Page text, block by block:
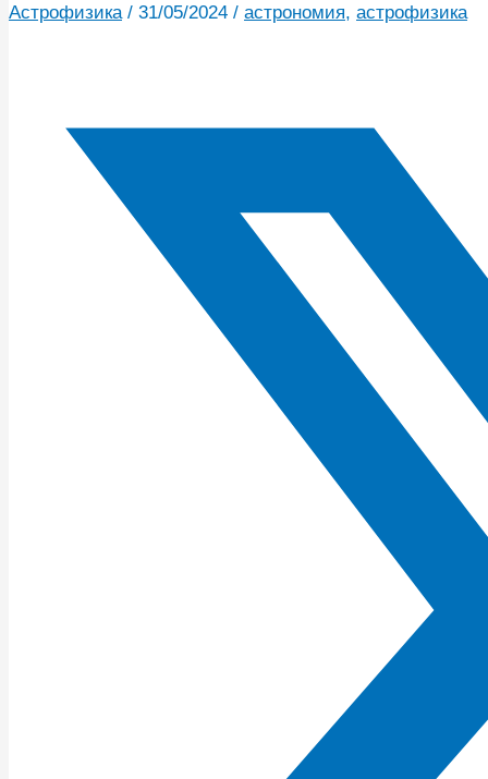
Астрофизика / 31/05/2024 / астрономия, астрофизика